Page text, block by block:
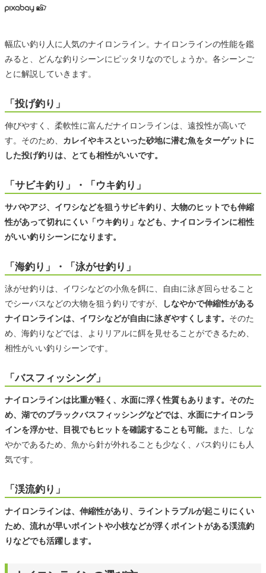
幅広い釣り人に人気のナイロンライン。ナイロンラインの性能を鑑
みると、どんな釣りシーンにピッタリなのでしょうか。各シーンご
とに解説していきます。
「投げ釣り」
伸びやすく、柔軟性に富んだナイロンラインは、遠投性が高いで
す。そのため、 カレイやキスといった砂地に潜む魚をターゲットに
した投げ釣りは、とても相性がいいです。
「サビキ釣り」・「ウキ釣り」
サバやアジ、イワシなどを狙うサビキ釣り、大物のヒットでも伸縮
性があって切れにくい「ウキ釣り」なども、ナイロンラインに相性
がいい釣りシーンになります。
「海釣り」・「泳がせ釣り」
泳がせ釣りは、イワシなどの小魚を餌に、自由に泳ぎ回らせること
でシーバスなどの大物を狙う釣りですが、
しなやかで伸縮性がある
ナイロンラインは、イワシなどが自由に泳ぎやすくします。 そのた
め、海釣りなどでは、よりリアルに餌を見せることができるため、
相性がいい釣りシーンです。
「バスフィッシング」
ナイロンラインは比重が軽く、水面に浮く性質もあります。そのた
め、湖でのブラックバスフィッシングなどでは、水面にナイロンラ
インを浮かせ、目視でもヒットを確認することも可能。
また、しな
やかであるため、魚から針が外れることも少なく、バス釣りにも人
気です。
「渓流釣り」
ナイロンラインは、伸縮性があり、ライントラブルが起こりにくい
ため、流れが早いポイントや小枝などが浮くポイントがある渓流釣
りなどでも活躍します。